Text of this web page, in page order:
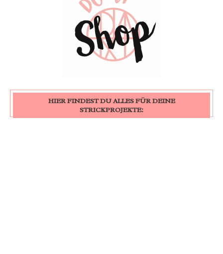
HIER FINDEST DU ALLES FÜR DEINE
STRICKPROJEKTE: